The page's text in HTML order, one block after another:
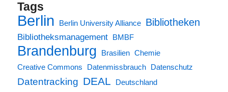
Tags
Berlin Berlin University Alliance Bibliotheken
Bibliotheksmanagement BMBF
Brandenburg Brasilien Chemie
Creative Commons
Datenmissbrauch Datenschutz
Datentracking DEAL
Deutschland